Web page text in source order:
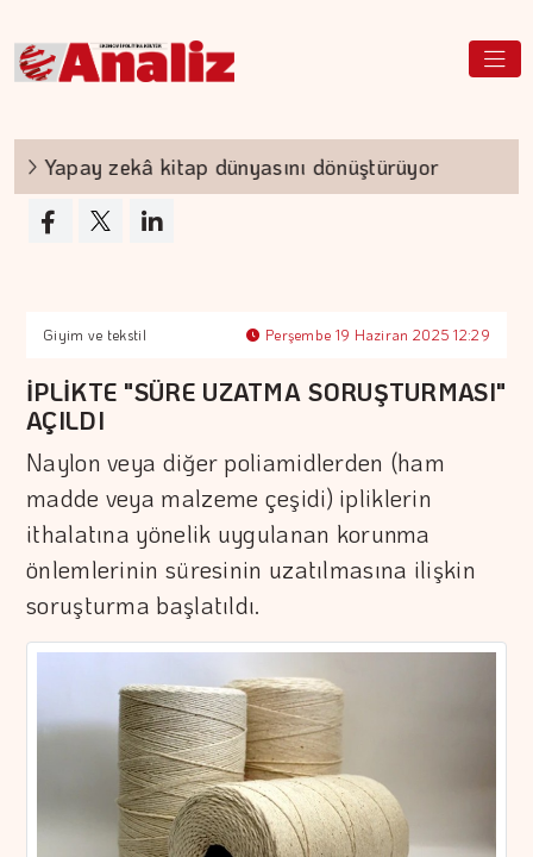
zekâ kitap dünyasını dönüştürüyor
Giyim ve tekstil Perşembe 19 Haziran 2025 12:29
İPLİKTE "SÜRE UZATMA SORUŞTURMASI"
AÇILDI
Naylon veya diğer poliamidlerden (ham
madde veya malzeme çeşidi) ipliklerin
ithalatına yönelik uygulanan korunma
önlemlerinin süresinin uzatılmasına ilişkin
soruşturma başlatıldı.